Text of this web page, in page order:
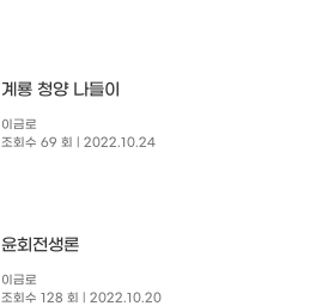
계룡 청양 나들이
이금로
조회수 69 회
| 2022.10.24
윤회전생론
이금로
조회수 128 회
| 2022.10.20